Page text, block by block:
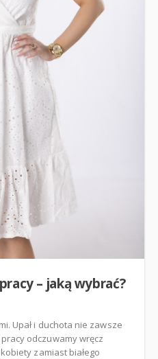
– jaką wybrać?
Upał i duchota nie zawsze
odczuwamy wręcz
zamiast białego